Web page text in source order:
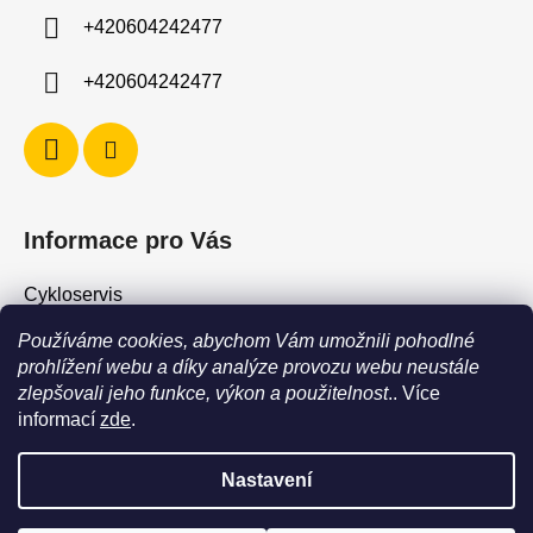
Používáme cookies, abychom Vám umožnili pohodlné
prohlížení webu a díky analýze provozu webu neustále
zlepšovali jeho funkce, výkon a použitelnost.. Více
informací zde.
Nastavení
POZOR - stav zboží SKLADEM neodpovídá stavu na prodejně. Při
+420604242477
+420604242477
Informace pro Vás
Cykloservis
Skiservis
Obchodní podmínky
Podmínky ochrany osobních údajů